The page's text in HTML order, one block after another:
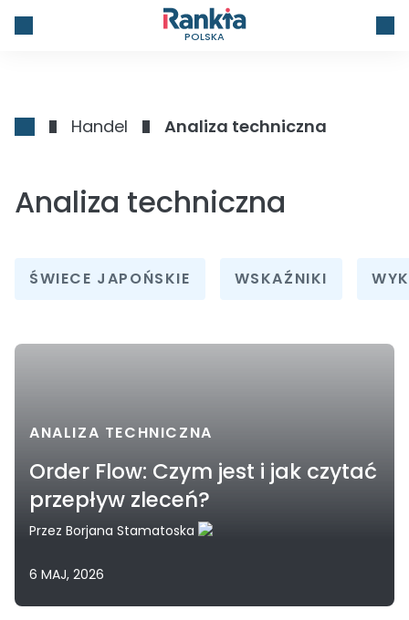
POLSKA
Handel Analiza techniczna
Analiza techniczna
ŚWIECE JAPOŃSKIE WSKAŹNIKI
ANALIZA TECHNICZNA
Order Flow: Czym jest i jak czytać
przepływ zleceń?
Przez Borjana Stamatoska
6 MAJ, 2026